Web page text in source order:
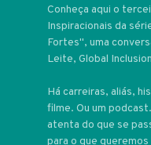
Conheça aqui o
Inspiracionais da
Fortes", uma
Leite, Global
Há carreiras, aliás,
filme. Ou um
atenta do que se
para o que